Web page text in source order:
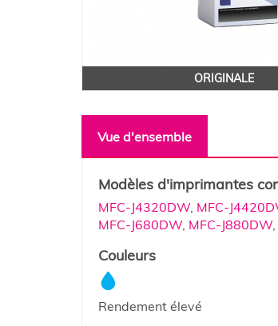
ORIGINALE
Vue d'ensemble
Modèles d'imprimantes
MFC-J4320DW, MFC-
MFC-J680DW, MFC-J880DW,
Couleurs
Rendement élevé